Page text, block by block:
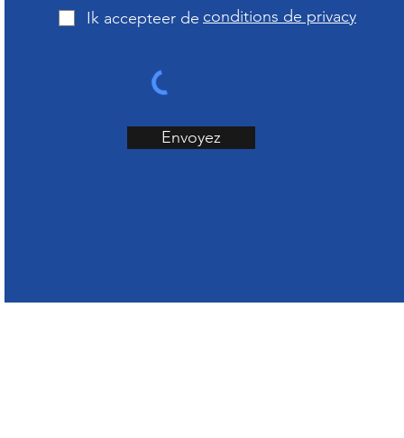
Ik accepteer de conditions de privacy
Envoyez